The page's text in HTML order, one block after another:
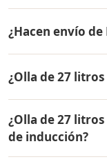
todo el Perú.
el precio actual,
de pago en
¿Hacen envío de
a Bagua,
entrega.
¿Olla de 27
contra defectos
Rena Ware están
quirúrgico 18/10
¿Olla de 27
de inducción?